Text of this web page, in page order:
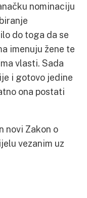
nominaciju
do toga da se
imenuju žene te
vlasti. Sada
i gotovo jedine
ona postati
novi Zakon o
vezanim uz